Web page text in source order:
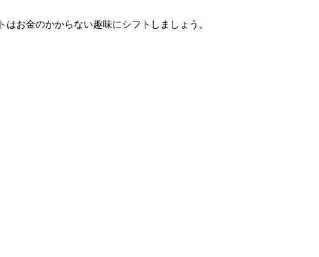
お金のかからない趣味にシフトしましょう。